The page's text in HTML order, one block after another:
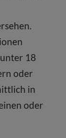
18
oder
in
oder